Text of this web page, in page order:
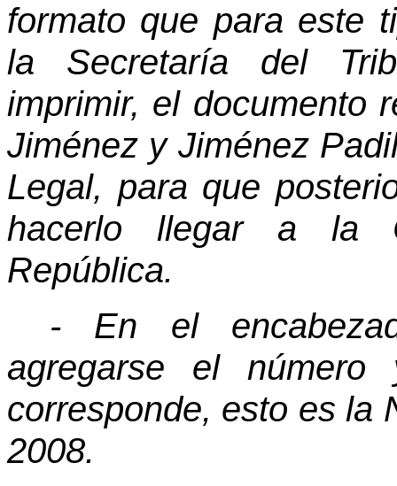
formato que para este
la Secretaría del
imprimir, el documento
Jiménez y Jiménez
Legal, para que
hacerlo llegar a la
República.
- En el
agregarse el
corresponde, esto es la
2008.